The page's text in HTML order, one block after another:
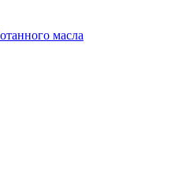
масла